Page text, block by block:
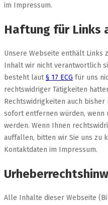
im Impressum.
Haftung für Links
Unsere Webseite enthält Links
Inhalt wir nicht verantwortlich
besteht laut§ 17 ECG für uns
rechtswidriger Tätigkeiten
Rechtswidrigkeiten auch
sofort entfernen würden, wenn
werden. Wenn Ihnen
auffallen, bitten wir Sie uns zu
Kontaktdaten im Impressum.
Alle Inhalte dieser Webseite